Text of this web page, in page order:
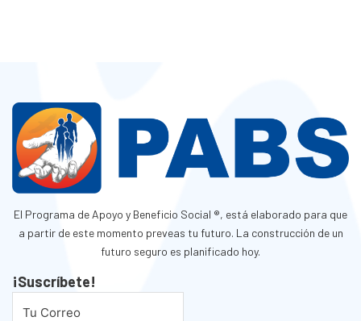
El Programa de Apoyo y Beneficio Social ®, está elaborado para que
a partir de este momento preveas tu futuro. La construcción de un
futuro seguro es planificado hoy.
¡Suscríbete!